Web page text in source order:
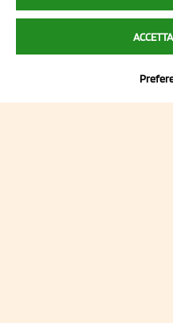
P.I/C.F.
REA: